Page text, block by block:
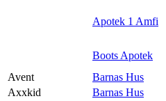
Apotek 1 Amfi
Boots Apotek
Avent
Barnas Hus
Axxkid
Barnas Hus